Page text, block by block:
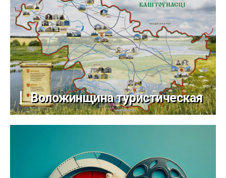
Воложинщина туристическая